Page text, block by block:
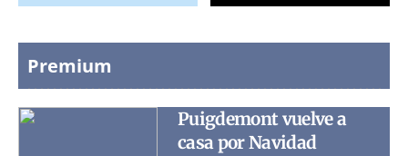
Premium
Puigdemont vuelve a
casa por Navidad